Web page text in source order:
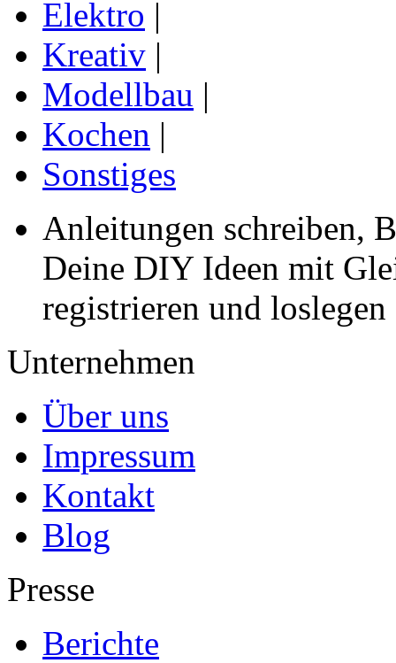
Elektro |
Kreativ |
Modellbau |
Kochen |
Sonstiges
Anleitungen schreiben,
Deine DIY Ideen mit
registrieren und loslegen
Unternehmen
Über uns
Impressum
Kontakt
Blog
Presse
Berichte